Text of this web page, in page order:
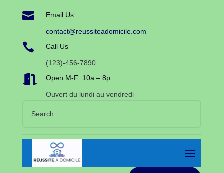
 Email Us
contact@reussiteadomicile.com
 Call Us
(123)-456-7890
 Open M-F: 10a – 8p
Ouvert du lundi au vendredi